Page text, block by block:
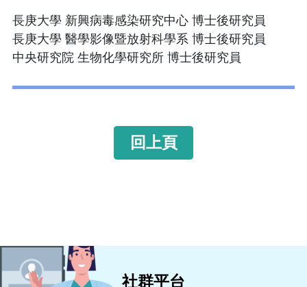
長庚大學 新興病毒感染研究中心 博士後研究員
長庚大學 醫學影像暨放射科學系 博士後研究員
中央研究院 生物化學研究所 博士後研究員
回上頁
社群平台